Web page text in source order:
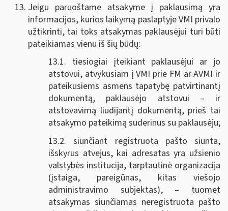
Jeigu paruoštame atsakyme į paklausimą yra
informacijos, kurios laikymą paslaptyje VMI privalo
užtikrinti, tai toks atsakymas paklausėjui turi būti
pateikiamas vienu iš šių būdų:
13.1. tiesiogiai įteikiant paklausėjui ar jo
atstovui, atvykusiam į VMI prie FM ar AVMI ir
pateikusiems asmens tapatybę patvirtinantį
dokumentą, paklausėjo atstovui – ir
atstovavimą liudijantį dokumentą, prieš tai
atsakymo pateikimą suderinus su paklausėju;
13.2. siunčiant registruota pašto siunta,
išskyrus atvejus, kai adresatas yra užsienio
valstybės institucija, tarptautinė organizacija
(įstaiga, pareigūnas, kitas viešojo
administravimo subjektas), – tuomet
atsakymas siunčiamas neregistruota pašto